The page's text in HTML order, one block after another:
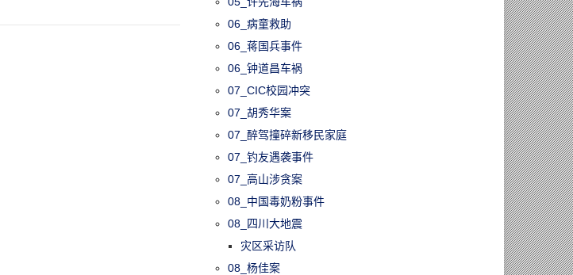
06_病童救助
06_蒋国兵事件
06_钟道昌车祸
07_CIC校园冲突
07_胡秀华案
07_醉驾撞碎新移民家庭
07_钓友遇袭事件
07_高山涉贪案
08_中国毒奶粉事件
08_四川大地震
灾区采访队
08_杨佳案